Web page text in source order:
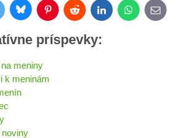
BlueskyPinterestReddit LinkedInWhatsApp
E-
mail
príspevky:
meniny
k meninám
noviny